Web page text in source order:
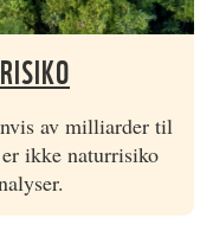
av milliarder til
ikke naturrisiko